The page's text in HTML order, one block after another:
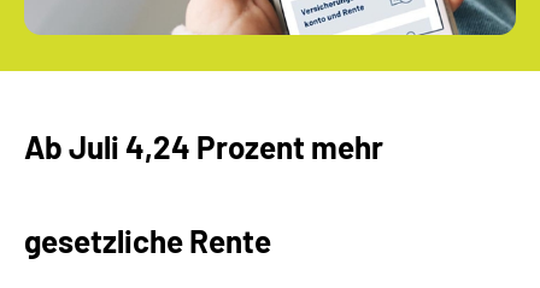
Ab Juli 4,24 Prozent mehr
gesetzliche Rente